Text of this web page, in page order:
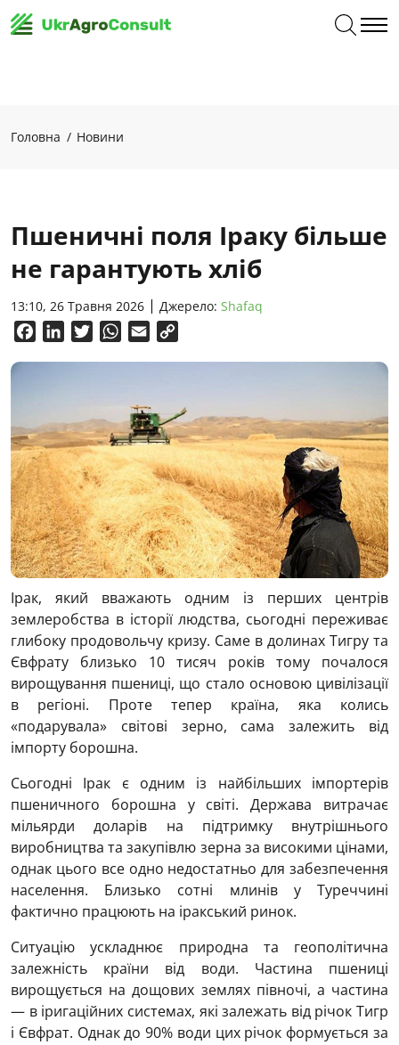
Головна Новини
Пшеничні поля Іраку більше
не гарантують хліб
13:10, 26 Травня 2026 Джерело: Shafaq
FacebookLinkedInTwitterWhatsApp
Email
Ірак, який вважають одним із перших центрів
землеробства в історії людства, сьогодні переживає
глибоку продовольчу кризу. Саме в долинах Тигру та
Євфрату близько 10 тисяч років тому почалося
вирощування пшениці, що стало основою цивілізації
в регіоні. Проте тепер країна, яка колись
«подарувала» світові зерно, сама залежить від
імпорту борошна.
Сьогодні Ірак є одним із найбільших імпортерів
пшеничного борошна у світі. Держава витрачає
мільярди доларів на підтримку внутрішнього
виробництва та закупівлю зерна за високими цінами,
однак цього все одно недостатньо для забезпечення
населення. Близько сотні млинів у Туреччині
фактично працюють на іракський ринок.
Ситуацію ускладнює природна та геополітична
залежність країни від води. Частина пшениці
вирощується на дощових землях півночі, а частина
— в іригаційних системах, які залежать від річок Тигр
і Євфрат. Однак до 90% води цих річок формується за